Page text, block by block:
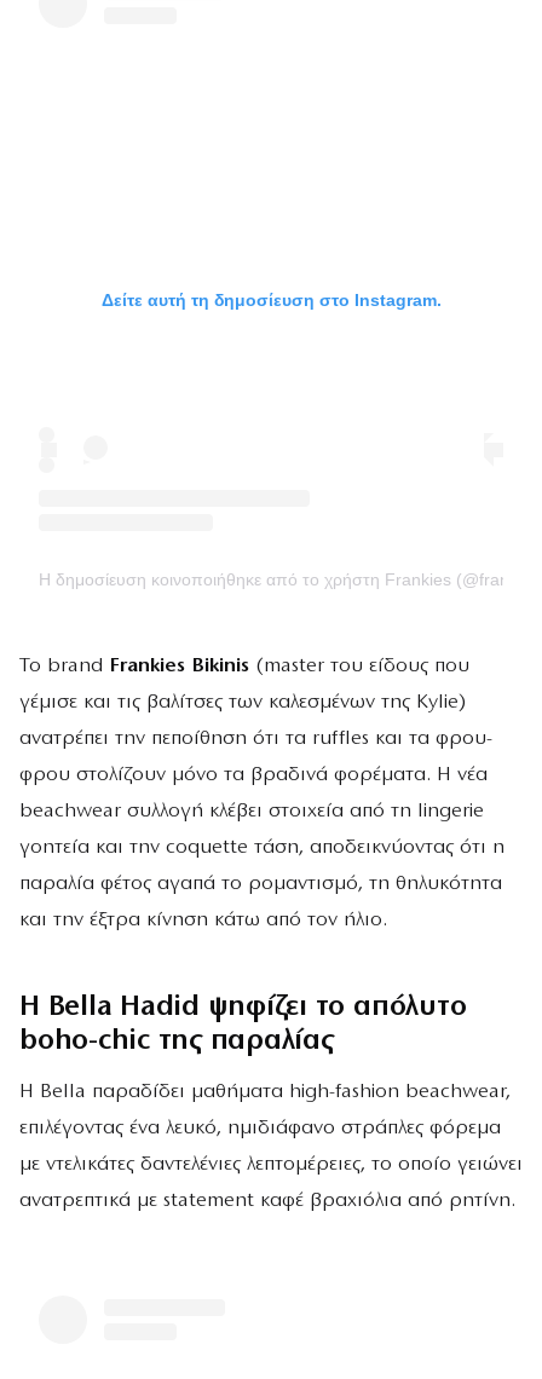
Δείτε αυτή τη δημοσίευση στο Instagram.
Η δημοσίευση κοινοποιήθηκε από το χρήστη Frankies
Το brand Frankies Bikinis (master του είδους που
γέμισε και τις βαλίτσες των καλεσμένων της Kylie)
ανατρέπει την πεποίθηση ότι τα ruffles και τα φρου-
φρου στολίζουν μόνο τα βραδινά φορέματα. Η νέα
beachwear συλλογή κλέβει στοιχεία από τη lingerie
γοητεία και την coquette τάση, αποδεικνύοντας ότι η
παραλία φέτος αγαπά το ρομαντισμό, τη θηλυκότητα
και την έξτρα κίνηση κάτω από τον ήλιο.
Η Bella Hadid ψηφίζει το απόλυτο
boho-chic της παραλίας
Η Bella παραδίδει μαθήματα high-fashion beachwear,
επιλέγοντας ένα λευκό, ημιδιάφανο στράπλες φόρεμα
με ντελικάτες δαντελένιες λεπτομέρειες, το οποίο γειώνει
ανατρεπτικά με statement καφέ βραχιόλια από ρητίνη.